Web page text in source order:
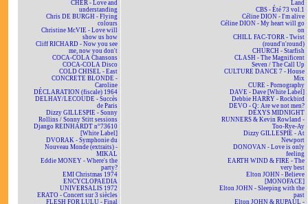
CHER - Love and
understanding
Chris DE BURGH - Flying
colours
Christine McVIE - Love will
show us how
Cliff RICHARD - Now you see
me, now you don't
COCA-COLA Chansons
COCA-COLA Disco
COLD CHISEL - East
CONCRETE BLONDE -
Caroline
DÉCLARATION (fiscale) 1964
DELHAY/LECOUDE - Succès
de Paris
Dizzy GILLESPIE - Sonny
Rollins / Sonny Stitt sessions
Django REINHARDT n°73610
[White Label]
DVORAK - Symphonie du
Nouveau Monde (extraits) -
MIKAL
Eddie MONEY - Where's the
party?
EMI Christmas 1974
ENCYCLOPAEDIA
UNIVERSALIS 1972
ERATO - Concert sur 3 siècles
FLESH FOR LULU - Final
Land
CBS - Été 73 vol.1
Céline DION - I'm alive
Céline DION - My heart will go
on
CHILL FAC-TORR - Twist
(round'n'round)
CHURCH - Starfish
CLASH - The Magnificent
Seven / The Call Up
CULTURE DANCE 7 - House
Mix
CURE - Pornography
DAVE - Dave [White Label]
Debbie HARRY - Rockbird
DEVO - Q: Are we not men?
DEXYS MIDNIGHT
RUNNERS & Kevin Rowland -
Too-Rye-Ay
Dizzy GILLESPIE - At
Newport
DONOVAN - Love is only
feeling
EARTH WIND & FIRE - The
very best
Elton JOHN - Believe
[MONOFACE]
Elton JOHN - Sleeping with the
past
Elton JOHN & RUPAUL -